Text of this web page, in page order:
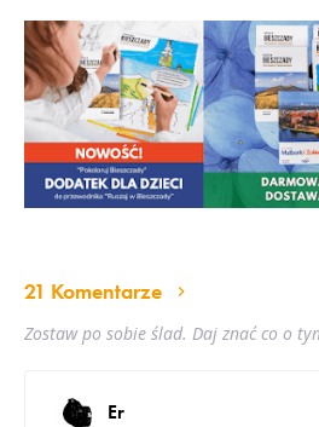
21 Komentarze
Zostaw po sobie ślad. Daj znać co o
Er